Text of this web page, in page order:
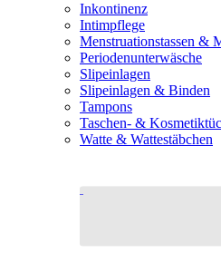
Inkontinenz
Intimpflege
Menstruationstassen &
Periodenunterwäsche
Slipeinlagen
Slipeinlagen & Binden
Tampons
Taschen- &
Watte & Wattestäbchen